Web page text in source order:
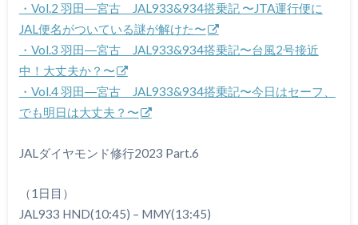
・Vol.2 羽田―宮古 JAL933&934搭乗記 〜JTA運行便に
JAL便名がついている謎が解けた〜
・Vol.3 羽田―宮古 JAL933&934搭乗記〜台風2号接近
中！大丈夫か？〜
・Vol.4 羽田―宮古 JAL933&934搭乗記〜今日はセーフ、
でも明日は大丈夫？〜
JALダイヤモンド修行2023 Part.6
（1日目）
JAL933 HND(10:45) – MMY(13:45)